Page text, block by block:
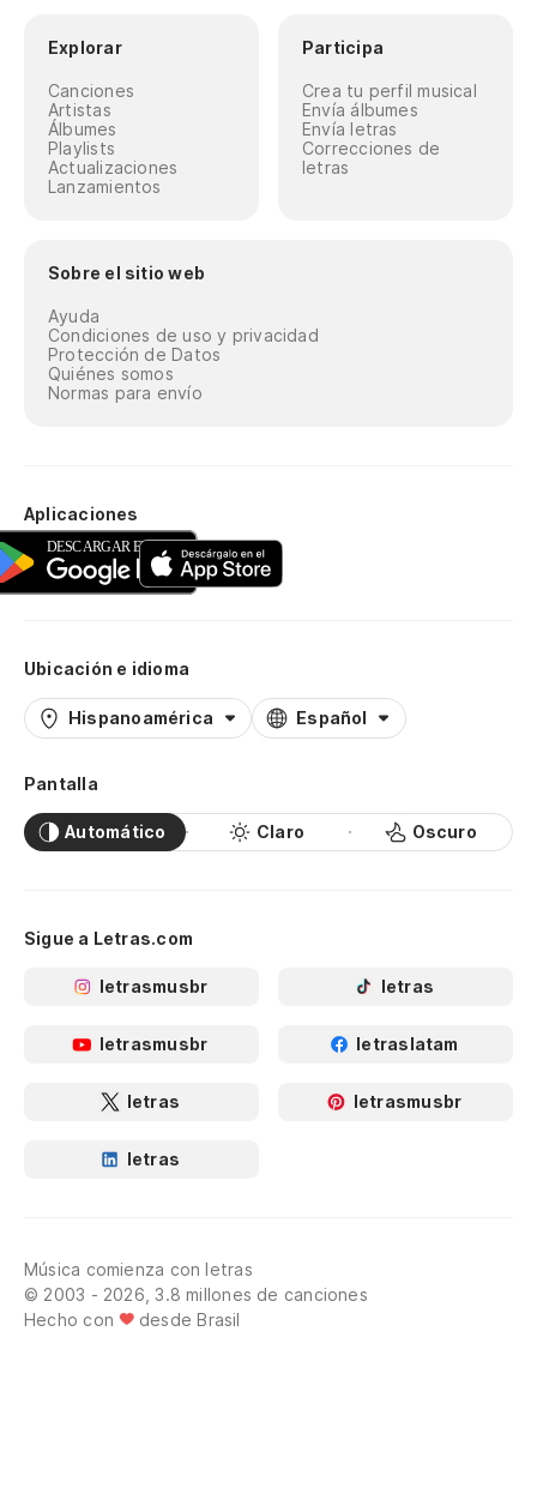
Explorar
Canciones
Artistas
Álbumes
Playlists
Actualizaciones
Lanzamientos
Participa
Crea tu perfil musical
Envía álbumes
Envía letras
Correcciones de
letras
Sobre el sitio web
Ayuda
Condiciones de uso y privacidad
Protección de Datos
Quiénes somos
Normas para envío
Aplicaciones
Ubicación e idioma
Hispanoamérica Español
Pantalla
Automático Claro Oscuro
Sigue a Letras.com
letrasmusbr letras
letrasmusbr letraslatam
letras letrasmusbr
letras
Música comienza con letras
© 2003 - 2026, 3.8 millones de canciones
Hecho con
desde Brasil